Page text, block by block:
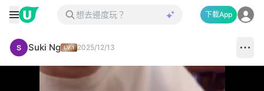
下載App
Suki Ng 2025/12/13